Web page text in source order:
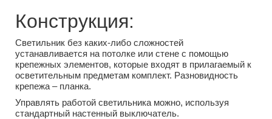
Конструкция:
Светильник без каких-либо сложностей
устанавливается на потолке или стене с помощью
крепежных элементов, которые входят в прилагаемый к
осветительным предметам комплект. Разновидность
крепежа – планка.
Управлять работой светильника можно, используя
стандартный настенный выключатель.